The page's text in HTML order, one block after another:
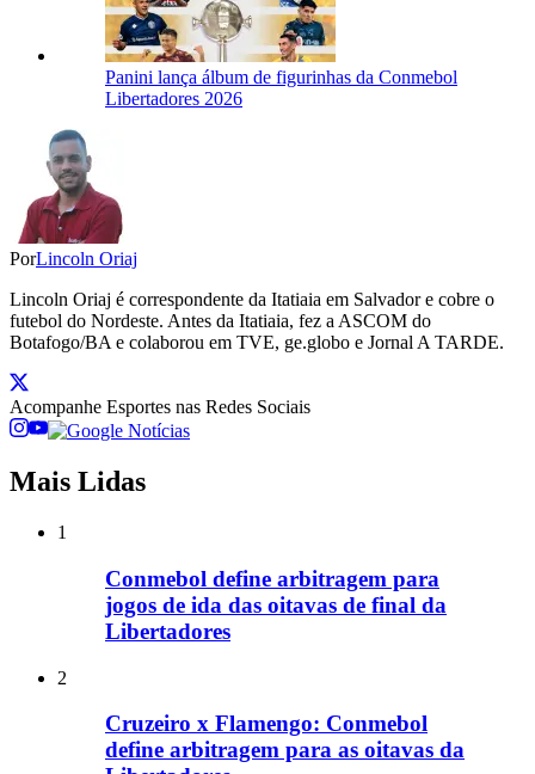
Panini lança álbum de figurinhas da Conmebol
Libertadores 2026
PorLincoln Oriaj
Lincoln Oriaj é correspondente da Itatiaia em Salvador e cobre o
futebol do Nordeste. Antes da Itatiaia, fez a ASCOM do
Botafogo/BA e colaborou em TVE, ge.globo e Jornal A TARDE.
Acompanhe Esportes nas Redes Sociais
Mais Lidas
1
Conmebol define arbitragem para
jogos de ida das oitavas de final da
Libertadores
2
Cruzeiro x Flamengo: Conmebol
define arbitragem para as oitavas da